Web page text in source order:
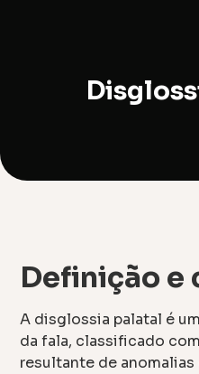
Definição e
A disglossia palatal é
da fala, classificado
resultante de